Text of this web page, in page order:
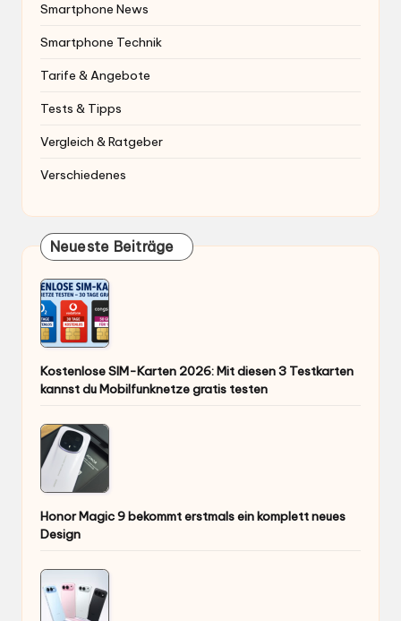
Smartphone News
Smartphone Technik
Tarife & Angebote
Tests & Tipps
Vergleich & Ratgeber
Verschiedenes
Neueste Beiträge
Kostenlose SIM-Karten 2026: Mit diesen 3 Testkarten
kannst du Mobilfunknetze gratis testen
Honor Magic 9 bekommt erstmals ein komplett neues
Design